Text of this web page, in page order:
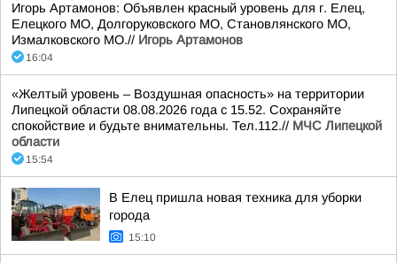
Игорь Артамонов: Объявлен красный уровень для г. Елец,
Елецкого МО, Долгоруковского МО, Становлянского МО,
Измалковского МО.// Игорь Артамонов
16:04
«Желтый уровень – Воздушная опасность» на территории
Липецкой области 08.08.2026 года с 15.52. Сохраняйте
спокойствие и будьте внимательны. Тел.112.// МЧС Липецкой
области
15:54
В Елец пришла новая техника для уборки
города
15:10